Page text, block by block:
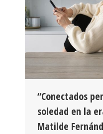
“Conectados
soledad en la
Matilde